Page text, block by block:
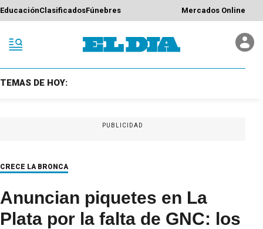
EducaciónClasificadosFúnebres Mercados Online
TEMAS DE HOY:
PUBLICIDAD
CRECE LA BRONCA
Anuncian piquetes en La
Plata por la falta de GNC: los